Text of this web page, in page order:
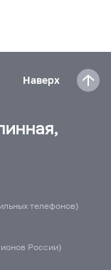
Наверх
телефонов)
России)